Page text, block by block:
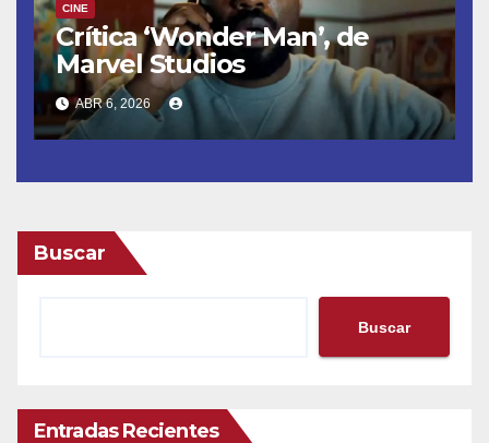
CINE
Crítica ‘Wonder Man’, de
Marvel Studios
ABR 6, 2026
Buscar
Buscar
Entradas Recientes